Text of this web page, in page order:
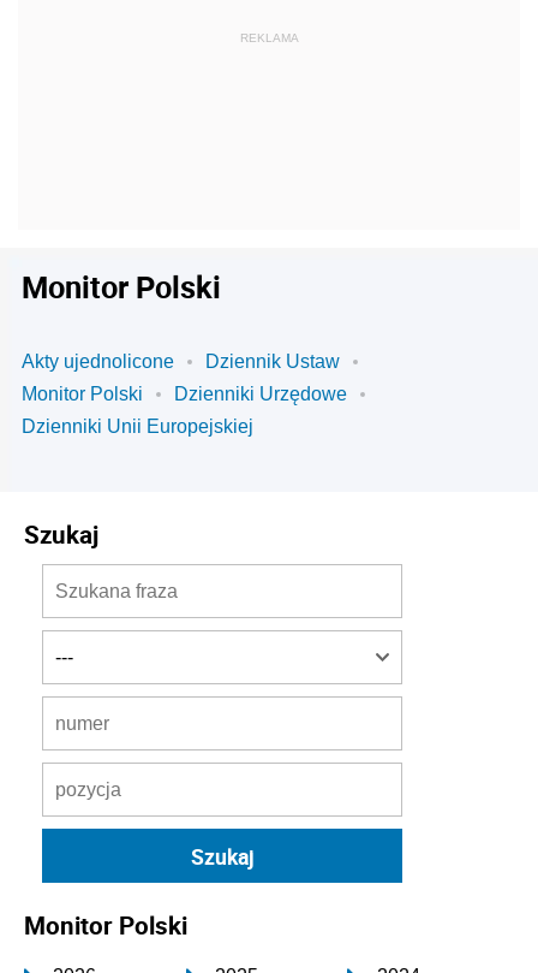
Monitor Polski
Akty ujednolicone
Dziennik Ustaw
Monitor Polski
Dzienniki Urzędowe
Dzienniki Unii Europejskiej
Szukaj
Monitor Polski